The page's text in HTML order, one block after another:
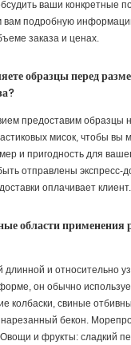
ваши конкретные
вам подробную
заказа и ценах.
образцы перед
предоставим образцы
мисок, чтобы вы
и пригодность для
отправлены экспресс-
оплачивает клиент.
области применения
длинной и относительно
он обычно
колбаски, свиные
нарезанный бекон.
и фрукты: сладкий